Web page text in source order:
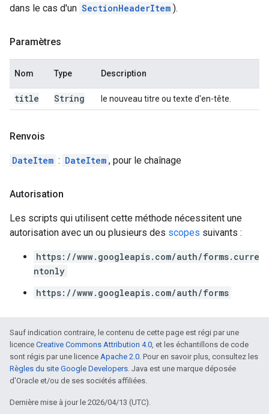
dans le cas d'un SectionHeaderItem ).
Paramètres
Nom Type Description
title String le nouveau titre ou texte d'en-tête.
Renvois
DateItem : DateItem , pour le chaînage
Autorisation
Les scripts qui utilisent cette méthode nécessitent une
autorisation avec un ou plusieurs des scopes suivants :
https://www.googleapis.com/auth/forms.curre
ntonly
https://www.googleapis.com/auth/forms
Sauf indication contraire, le contenu de cette page est régi par une
licence Creative Commons Attribution 4.0, et les échantillons de code
sont régis par une licence Apache 2.0. Pour en savoir plus, consultez les
Règles du site Google Developers. Java est une marque déposée
d'Oracle et/ou de ses sociétés affiliées.
Dernière mise à jour le 2026/04/13 (UTC).